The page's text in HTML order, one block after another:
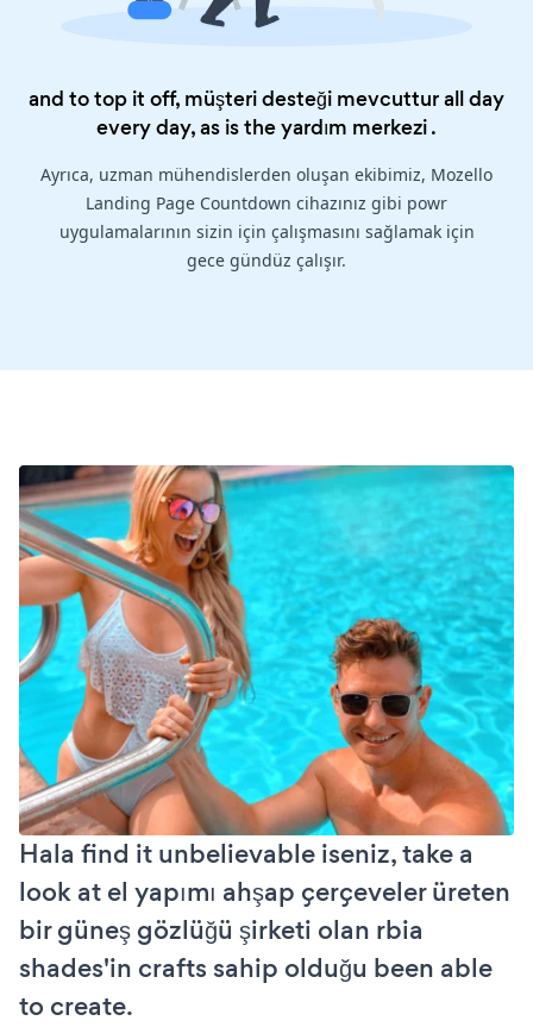
and to top it off, müşteri desteği mevcuttur all day
every day, as is theyardım merkezi.
Ayrıca, uzman mühendislerden oluşan ekibimiz, Mozello
Landing Page Countdown cihazınız gibi powr
uygulamalarının sizin için çalışmasını sağlamak için
gece gündüz çalışır.
Hala find it unbelievable iseniz, take a
look at el yapımı ahşap çerçeveler üreten
bir güneş gözlüğü şirketi olan rbia
shades'in crafts sahip olduğu been able
to create.